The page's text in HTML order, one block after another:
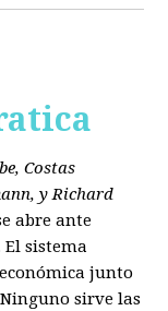
Costas
y Richard
abre ante
El sistema
junto
sirve las